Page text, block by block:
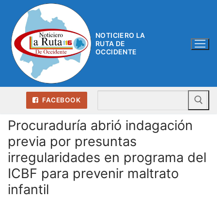
contenido
NOTICIERO LA
RUTA DE
OCCIDENTE
FACEBOOK
Procuraduría abrió indagación
previa por presuntas
irregularidades en programa del
ICBF para prevenir maltrato
infantil